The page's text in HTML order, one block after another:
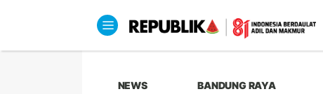
NEWS BANDUNG RAYA